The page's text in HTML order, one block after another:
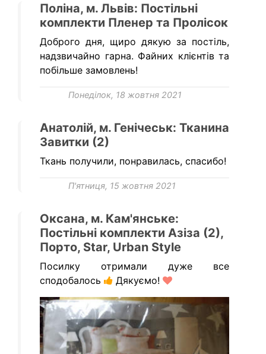
Поліна, м. Львів: Постільні
комплекти Пленер та Пролісок
Доброго дня, щиро дякую за постіль,
надзвичайно гарна. Файних клієнтів та
побільше замовлень!
Понеділок, 18 жовтня 2021
Анатолій, м. Генічеськ: Тканина
Завитки (2)
Ткань получили, понравилась, спасибо!
П'ятниця, 15 жовтня 2021
Оксана, м. Кам'янське:
Постільні комплекти Азіза (2),
Порто, Star, Urban Style
Посилку отримали дуже все
сподобалось
Дякуємо!